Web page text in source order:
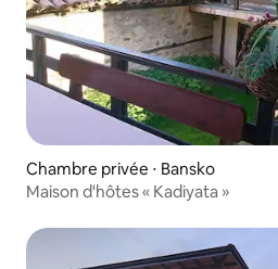
Chambre privée ⋅ Bansko
Maison d'hôtes « Kadiyata »